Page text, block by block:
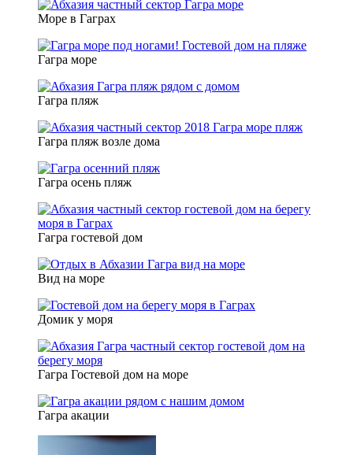
Море в Гаграх
Гагра море
Гагра пляж
Гагра пляж возле дома
Гагра осень пляж
Гагра гостевой дом
Вид на море
Домик у моря
Гагра Гостевой дом на море
Гагра акации